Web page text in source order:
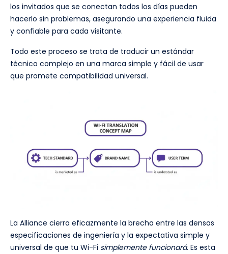
los invitados que se conectan todos los días pueden
hacerlo sin problemas, asegurando una experiencia fluida
y confiable para cada visitante.
Todo este proceso se trata de traducir un estándar
técnico complejo en una marca simple y fácil de usar
que promete compatibilidad universal.
La Alliance cierra eficazmente la brecha entre las densas
especificaciones de ingeniería y la expectativa simple y
universal de que tu Wi-Fi simplemente funcionará. Es esta